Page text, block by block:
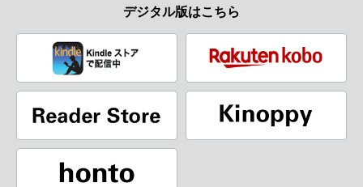
デジタル版はこちら